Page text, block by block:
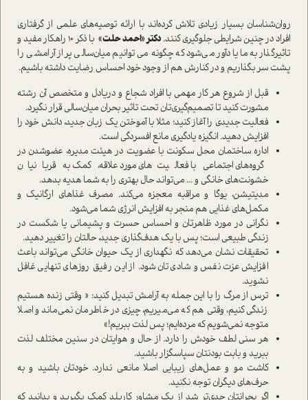
روان‌شناسان بسیار زیادی تلاش کرده‌اند با ارائه توصیه‌های علمی از گرفتاری
افراد در چنین شرایطی جلوگیری کنند. دکتر «احمد حلت»
با ذکر 10 راهکار مفید و
تاثیرگذار به ما یادآور می‌شود که چگونه می‌توانیم میان‌سالی پر از آرامشی را
پشت سر بگذاریم و در کنارش هم از وجود خود احساس رضایت داشته باشیم.
قبل از شروع هر کار مهمی با افراد شجاع و دریادل و متخصص آن رشته
مشورت کنید تا تصمیم‌گیری‌تان تحت تاثیر بحران میان‌سالی قرار نگیرد.
فعالیت جدیدی را آغاز کنید؛ مثلا با آموختن یک زبان جدید، دانش خود را
افزایش دهید. انگیزه یادگیری مانع افسردگی است.
اداره ساختمان محل سکونت با عضویت در هیئت مدیره، عضوشدن در
گروه‌های اجتماعی با فعالیت‌های مورد علاقه، کمک به قربانیان
خشونت‌های خانگی و ... می‌تواند حال بهتری را به شما هدیه بدهد.
مدیتیشن، یوگا و مراقبه معجزه می‌کند. مصرف غذاهای ارگانیک و
مکمل‌های غذایی هم منجر به افزایش انرژی شما می‌شود.
نگرانی در مورد ظاهرتان و احساس حسرت و پشیمانی یا شکست در
زندگی طبیعی است؛ پس با یک هدف‌گذاری جدید، حالتان را تغییر دهید.
تحقیقات نشان می‌دهد که نگهداری از یک حیوان خانگی می‌تواند باعث
افزایش عزت نفس و شادی‌تان شود. از این رفیق روزهای تنهایی غافل
نشوید.
ترس از مرگ را با این جمله به آرامش تبدیل کنید: « وقتی زنده هستیم
زندگی کنیم، وقتی هم که می‌میریم، چیزی در خاطرمان نمی‌ماند و اصلا
متوجه نمی‌شویم که مرده‌ایم؛ پس لذت ببریم!»
هر سنی لطف خودش را دارد. از حال و هوایتان در سنین مختلف لذت
ببرید و بابت بودنتان سپاسگزار باشید.
کاشت مو و عمل‌های زیبایی اصلا مانعی ندارد. خودتان باشید و به
حرف‌های دیگران توجه نکنید.
اگر بحرانتان جدی‌تر شد از یک مشاور کار‌بلد کمک بگیرید و بدانید که